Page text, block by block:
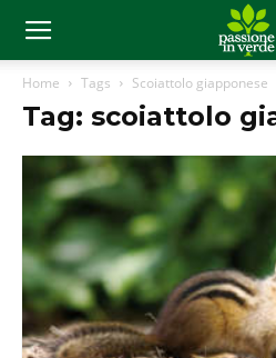
Home Tags Scoiattolo giapponese
Tag: scoiattolo